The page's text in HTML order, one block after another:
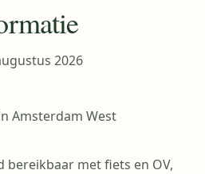
2026
Amsterdam West
bereikbaar met fiets en OV,